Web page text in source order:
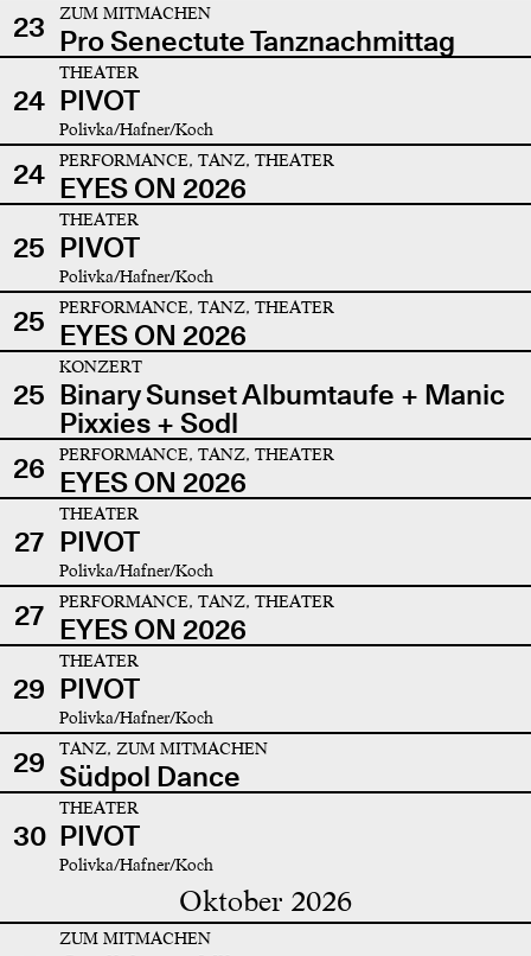
23
ZUM MITMACHEN
Pro Senectute Tanznachmittag
24
THEATER
PIVOT
Polivka/Hafner/Koch
24 PERFORMANCE, TANZ, THEATER
EYES ON 2026
25
THEATER
PIVOT
Polivka/Hafner/Koch
25 PERFORMANCE, TANZ, THEATER
EYES ON 2026
25
KONZERT
Binary Sunset Albumtaufe + Manic
Pixxies + Sodl
26
PERFORMANCE, TANZ, THEATER
EYES ON 2026
27
THEATER
PIVOT
Polivka/Hafner/Koch
27 PERFORMANCE, TANZ, THEATER
EYES ON 2026
29
THEATER
PIVOT
Polivka/Hafner/Koch
29 TANZ, ZUM MITMACHEN
Südpol Dance
30
THEATER
PIVOT
Polivka/Hafner/Koch
Oktober 2026
ZUM MITMACHEN